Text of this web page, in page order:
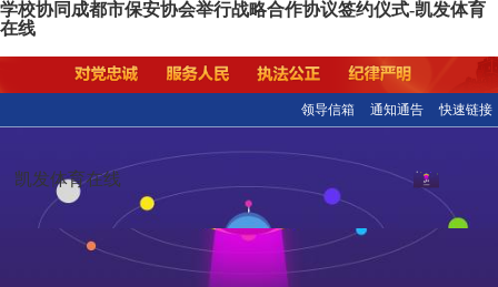
学校协同成都市保安协会举行战略合作协议签约仪式-凯发体育
在线
领导信箱 通知通告 快速链接
凯发体育在线